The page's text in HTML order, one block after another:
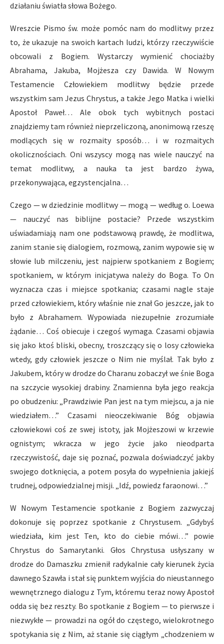
działaniu światła słowa Bożego.
Wreszcie Pismo św. może pomóc nam do modlitwy przez
to, że ukazuje na swoich kartach ludzi, którzy rzeczywiście
obcowali z Bogiem. Wystarczy wymienić chociażby
Abrahama, Jakuba, Mojżesza czy Dawida. W Nowym
Testamencie Człowiekiem modlitwy będzie przede
wszystkim sam Jezus Chrystus, a także Jego Matka i wielki
Apostoł Paweł… Ale obok tych wybitnych postaci
znajdziemy tam również nieprzeliczoną, anonimową rzeszę
modlących się w rozmaity sposób… i w rozmaitych
okolicznościach. Oni wszyscy mogą nas wiele nauczyć na
temat modlitwy, a nauka ta jest bardzo żywa,
przekonywająca, egzystencjalna…
Czego — w dziedzinie modlitwy — mogą — według o. Loewa
— nauczyć nas biblijne postacie? Przede wszystkim
uświadamiają nam one podstawową prawdę, że modlitwa,
zanim stanie się dialogiem, rozmową, zanim wypowie się w
słowie lub milczeniu, jest najpierw spotkaniem z Bogiem;
spotkaniem, w którym inicjatywa należy do Boga. To On
wyznacza czas i miejsce spotkania; czasami nagle staje
przed człowiekiem, który właśnie nie znał Go jeszcze, jak to
było z Abrahamem. Wypowiada niezupełnie zrozumiałe
żądanie… Coś obiecuje i czegoś wymaga. Czasami objawia
się jako ktoś bliski, obecny, troszczący się o losy człowieka
wtedy, gdy człowiek jeszcze o Nim nie myślał. Tak było z
Jakubem, który w drodze do Charanu zobaczył we śnie Boga
na szczycie wysokiej drabiny. Znamienna była jego reakcja
po obudzeniu: „Prawdziwie Pan jest na tym miejscu, a ja nie
wiedziałem…” Czasami nieoczekiwanie Bóg objawia
człowiekowi coś ze swej istoty, jak Mojżeszowi w krzewie
ognistym; wkracza w jego życie jako nieodparta
rzeczywistość, daje się poznać, pozwala doświadczyć jakby
swojego dotknięcia, a potem posyła do wypełnienia jakiejś
trudnej, odpowiedzialnej misji. „Idź, powiedz faraonowi…”
W Nowym Testamencie spotkanie z Bogiem zazwyczaj
dokonuje się poprzez spotkanie z Chrystusem. „Gdybyś
wiedziała, kim jest Ten, kto do ciebie mówi…” powie
Chrystus do Samarytanki. Głos Chrystusa usłyszany w
drodze do Damaszku zmienił radykalnie cały kierunek życia
dawnego Szawła i stał się punktem wyjścia do nieustannego
wewnętrznego dialogu z Tym, któremu teraz nowy Apostoł
odda się bez reszty. Bo spotkanie z Bogiem — to pierwsze i
niezwykłe — prowadzi na ogół do częstego, wielokrotnego
spotykania się z Nim, aż stanie się ciągłym „chodzeniem w